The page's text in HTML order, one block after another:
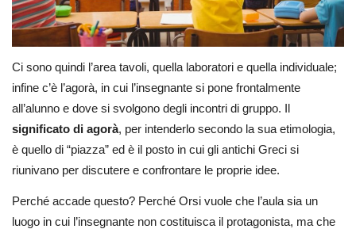
Ci sono quindi l’area tavoli, quella laboratori e quella individuale;
infine c’è l’agorà, in cui l’insegnante si pone frontalmente
all’alunno e dove si svolgono degli incontri di gruppo. Il
significato di agorà, per intenderlo secondo la sua etimologia,
è quello di “piazza” ed è il posto in cui gli antichi Greci si
riunivano per discutere e confrontare le proprie idee.
Perché accade questo? Perché Orsi vuole che l’aula sia un
luogo in cui l’insegnante non costituisca il protagonista, ma che